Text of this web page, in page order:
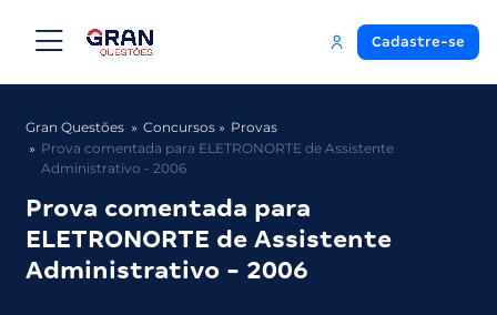
Cadastre-se
Gran Questões Concursos
Provas
Prova comentada para ELETRONORTE de Assistente
Administrativo - 2006
Prova comentada para
ELETRONORTE de Assistente
Administrativo - 2006